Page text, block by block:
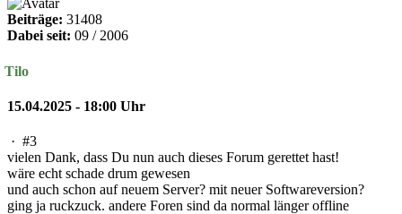
Beiträge: 31408
Dabei seit: 09 / 2006
Tilo
15.04.2025 - 18:00 Uhr
· #3
vielen Dank, dass Du nun auch dieses Forum gerettet hast!
wäre echt schade drum gewesen
und auch schon auf neuem Server? mit neuer Softwareversion?
ging ja ruckzuck. andere Foren sind da normal länger offline